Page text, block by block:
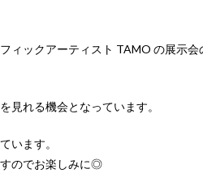
ィックアーティスト TAMO の展示会
見れる機会となっています。
います。
のでお楽しみに◎